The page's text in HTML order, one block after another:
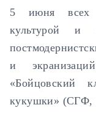
5 июня всех
культурой и
и
«Бойцовский
кукушки» (СГФ,